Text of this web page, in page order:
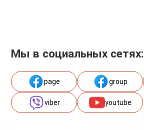
Мы в социальных сетях:
page group
viber youtube